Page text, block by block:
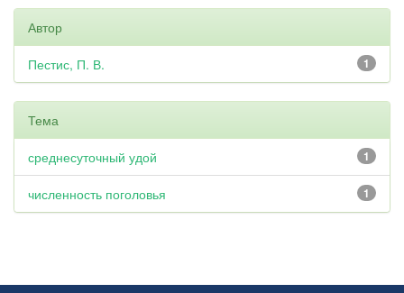
Автор
1
Пестис, П. В.
Тема
1
среднесуточный удой
1
численность поголовья